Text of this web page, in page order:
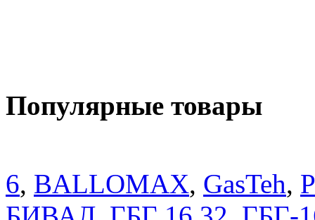
Популярные товары
6, BALLOMAX, GasTeh,